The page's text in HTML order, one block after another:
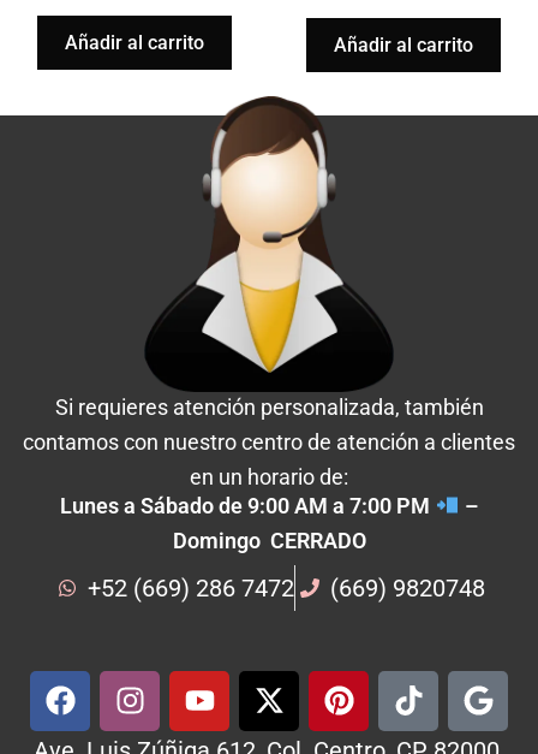
Añadir al carrito Añadir al carrito
Si requieres atención personalizada, también
contamos con nuestro centro de atención a clientes
en un horario de:
Lunes a Sábado de 9:00 AM a 7:00 PM
–
Domingo CERRADO
+52 (669) 286 7472 (669) 9820748